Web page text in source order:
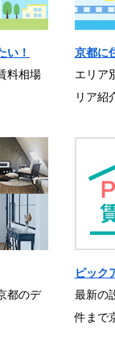
い！
料相場
京都に
エリア
リア紹
都のデ
ピック
最新の
件まで